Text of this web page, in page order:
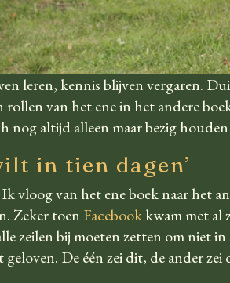
leren, kennis blijven vergaren.
rollen van het ene in het andere
nog altijd alleen maar bezig
in tien dagen’
vloog van het ene boek naar het
Zeker toen Facebookkwam met al
zeilen bij moeten zetten om niet
De één zei dit, de ander